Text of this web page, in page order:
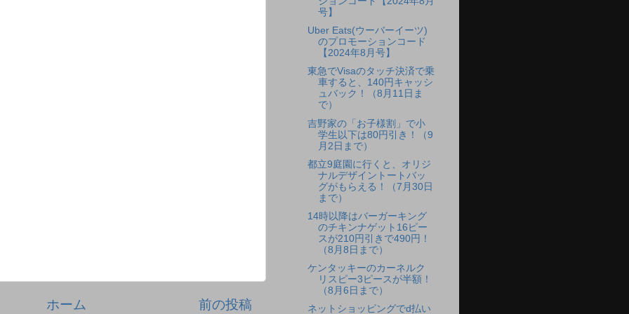
前の投稿
ホーム
号】
Uber Eats(ウーバーイーツ)
のプロモーションコード
【2024年8月号】
東急でVisaのタッチ決済で乗
車すると、140円キャッシ
ュバック！（8月11日ま
で）
吉野家の「お子様割」で小
学生以下は80円引き！（9
月2日まで）
都立9庭園に行くと、オリジ
ナルデザイントートバッ
グがもらえる！（7月30日
まで）
14時以降はバーガーキング
のチキンナゲット16ピー
スが210円引きで490円！
（8月8日まで）
ケンタッキーのカーネルク
リスピー3ピースが半額！
（8月6日まで）
ネットショッピングでd払い